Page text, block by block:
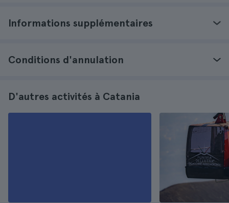
Informations supplémentaires
Conditions d'annulation
D'autres activités à Catania